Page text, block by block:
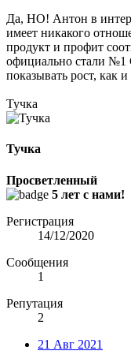
Да, НО! Антон в
имеет никакого
продукт и профит
официально стали №1
показывать рост, как
Тучка
Тучка
Просветленный
5 лет с нами!
Регистрация
14/12/2020
Сообщения
1
Репутация
2
21 Авг 2021